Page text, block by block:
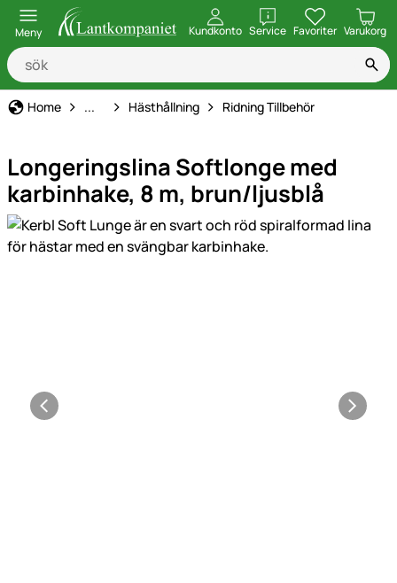
Meny Kundkonto ServiceöppnaFavoriter Varukorg
Home Djurhållning, Utfodring & Vård
... Hästhållning Ridning Tillbehör
Longeringslina Softlonge med
karbinhake, 8 m, brun/ljusblå
Produktgaleri